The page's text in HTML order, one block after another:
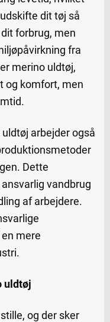
dit tøj så
forbrug, men
fra
merino uldtøj,
og komfort, men
arbejder også
Dette
vandbrug
af arbejdere.
mere
uldtøj
og der sker